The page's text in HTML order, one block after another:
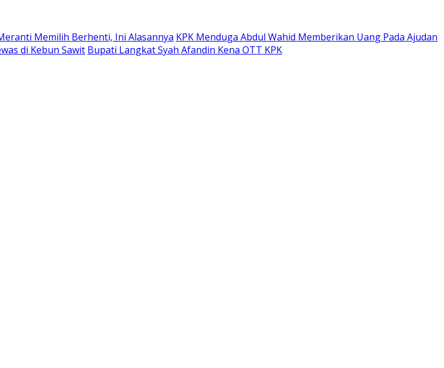
Memilih Berhenti, Ini Alasannya KPK Menduga Abdul Wahid Memberikan Uang Pada Ajudan
di Kebun Sawit Bupati Langkat Syah Afandin Kena OTT KPK